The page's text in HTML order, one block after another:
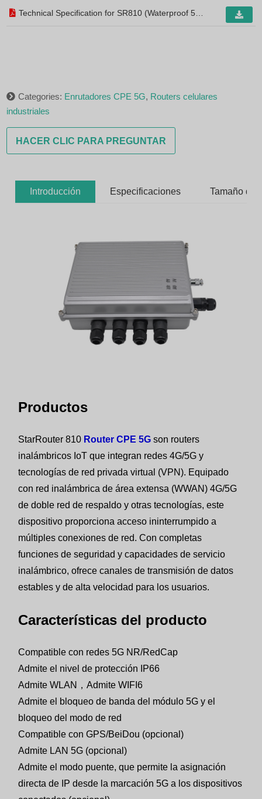
Technical Specification for SR810 (Waterproof 5G
Categories: Enrutadores CPE 5G, Routers celulares
industriales
HACER CLIC PARA PREGUNTAR
Introducción Especificaciones Tamaño del
Productos
StarRouter 810 Router CPE 5G son routers
inalámbricos IoT que integran redes 4G/5G y
tecnologías de red privada virtual (VPN). Equipado
con red inalámbrica de área extensa (WWAN) 4G/5G
de doble red de respaldo y otras tecnologías, este
dispositivo proporciona acceso ininterrumpido a
múltiples conexiones de red. Con completas
funciones de seguridad y capacidades de servicio
inalámbrico, ofrece canales de transmisión de datos
estables y de alta velocidad para los usuarios.
Características del producto
Compatible con redes 5G NR/RedCap
Admite el nivel de protección IP66
Admite WLAN，Admite WIFI6
Admite el bloqueo de banda del módulo 5G y el
bloqueo del modo de red
Compatible con GPS/BeiDou (opcional)
Admite LAN 5G (opcional)
Admite el modo puente, que permite la asignación
directa de IP desde la marcación 5G a los dispositivos